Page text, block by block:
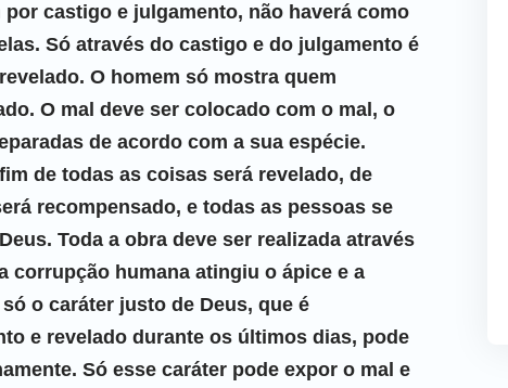
castigo e julgamento, não haverá como
Só através do castigo e do julgamento é
O homem só mostra quem
O mal deve ser colocado com o mal, o
de acordo com a sua espécie.
de todas as coisas será revelado, de
recompensado, e todas as pessoas se
Toda a obra deve ser realizada através
corrupção humana atingiu o ápice e a
o caráter justo de Deus, que é
e revelado durante os últimos dias, pode
Só esse caráter pode expor o mal e